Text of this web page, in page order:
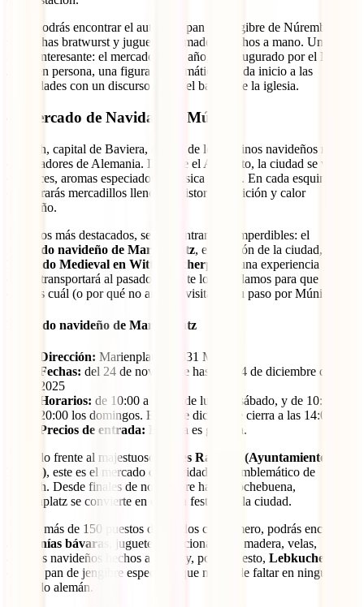
Aquí podrás encontrar el auténtico pan de jengibre de Núremberg,
salchichas bratwurst y juguetes de madera hechos a mano. Un dato
súper interesante: el mercado, cada año, es inaugurado por el Niño
Jesús en persona, una figura emblemática que da inicio a las
festividades con un discurso desde el balcón de la iglesia.
4. Mercado de Navidad de Múnich
Múnich, capital de Baviera, es uno de los destinos navideños más
encantadores de Alemania. Durante el Adviento, la ciudad se viste
con luces, aromas especiados y música festiva. En cada esquina
encontrarás mercadillos llenos de historia, tradición y calor
navideño.
Entre los más destacados, se encuentran dos imperdibles: el
mercado navideño de Marienplatz, el corazón de la ciudad, y el
Mercado Medieval en Wittelsbacherplatz
, una experiencia única
que te transportará al pasado. Aquí te los detallamos para que
decidas cuál (o por qué no ambos) visitar en tu paso por Múnich.
Mercado navideño de Marienplatz
Dirección: Marienplatz, 80331 Múnich
Fechas: del 24 de noviembre hasta el 24 de diciembre de
2025
Horarios: de 10:00 a 21:00 de lunes a sábado, y de 10:00 a
20:00 los domingos. El 24 de diciembre cierra a las 14:00.
Precios de entrada: Entrada es gratuita.
Ubicado frente al majestuoso
Neues Rathaus (Ayuntamiento
Nuevo), este es el mercado de Navidad más emblemático de
Múnich. Desde finales de noviembre hasta Nochebuena,
Marienplatz se convierte en el alma festiva de la ciudad.
En sus más de 150 puestos decorados con esmero, podrás encontrar
artesanías bávaras
, juguetes tradicionales de madera, velas,
adornos navideños hechos a mano y, por supuesto, Lebkuchen
clásico pan de jengibre especiado que no puede faltar en ningún
mercado alemán.